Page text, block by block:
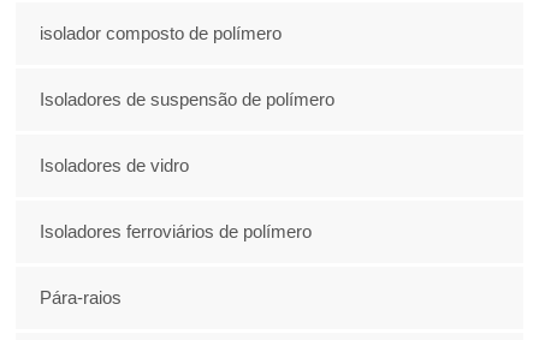
isolador composto de polímero
Isoladores de suspensão de polímero
Isoladores de vidro
Isoladores ferroviários de polímero
Pára-raios